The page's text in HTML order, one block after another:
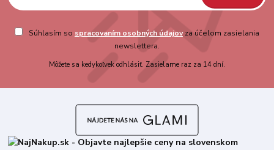
Súhlasím so spracovaním osobných údajovza účelom zasielania
newslettera.
Môžete sa kedykoľvek odhlásiť. Zasielame raz za 14 dní.